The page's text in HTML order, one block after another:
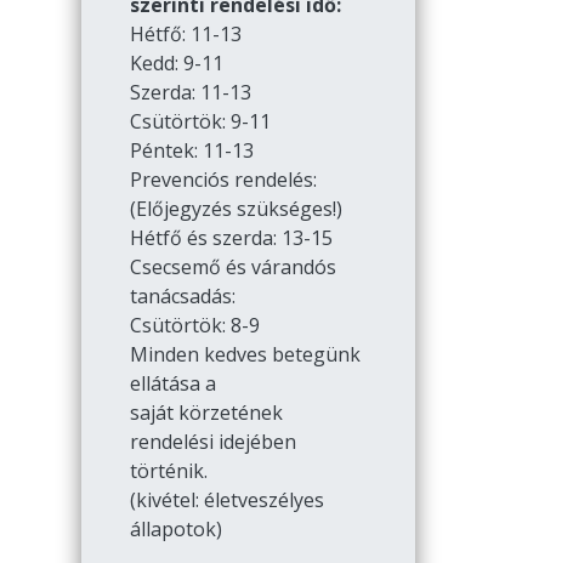
szerinti rendelési idő:
Hétfő: 11-13
Kedd: 9-11
Szerda: 11-13
Csütörtök: 9-11
Péntek: 11-13
Prevenciós rendelés:
(Előjegyzés szükséges!)
Hétfő és szerda: 13-15
Csecsemő és várandós
tanácsadás:
Csütörtök: 8-9
Minden kedves betegünk
ellátása a
saját körzetének
rendelési idejében
történik.
(kivétel: életveszélyes
állapotok)